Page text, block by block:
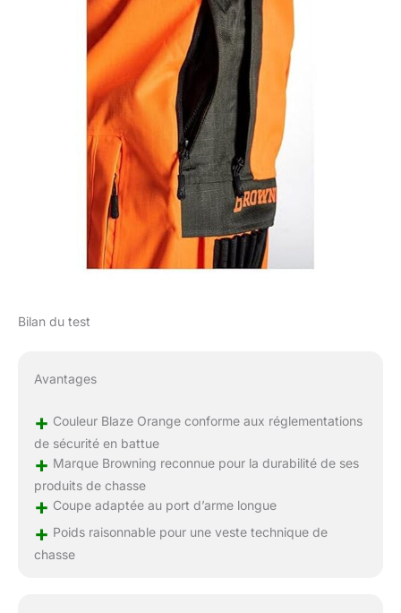
Bilan du test
Avantages
+ Couleur Blaze Orange conforme aux réglementations
de sécurité en battue
+ Marque Browning reconnue pour la durabilité de ses
produits de chasse
+ Coupe adaptée au port d’arme longue
+ Poids raisonnable pour une veste technique de
chasse